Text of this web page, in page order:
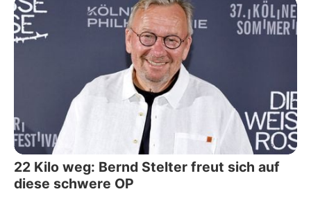
22 Kilo weg: Bernd Stelter freut sich auf
diese schwere OP